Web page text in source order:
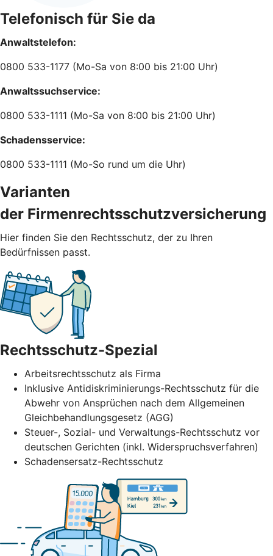
Telefonisch für Sie da
Anwaltstelefon:
0800 533-1177 (Mo-Sa von 8:00 bis 21:00 Uhr)
Anwaltssuchservice:
0800 533-1111 (Mo-Sa von 8:00 bis 21:00 Uhr)
Schadensservice:
0800 533-1111 (Mo-So rund um die Uhr)
Varianten
der Firmenrechtsschutzversicherung
Hier finden Sie den Rechtsschutz, der zu Ihren
Bedürfnissen passt.
Rechtsschutz-Spezial
Arbeitsrechtsschutz als Firma
Inklusive Antidiskriminierungs-Rechtsschutz für die
Abwehr von Ansprüchen nach dem Allgemeinen
Gleichbehandlungsgesetz (AGG)
Steuer-, Sozial- und Verwaltungs-Rechtsschutz vor
deutschen Gerichten (inkl. Widerspruchsverfahren)
Schadensersatz-Rechtsschutz